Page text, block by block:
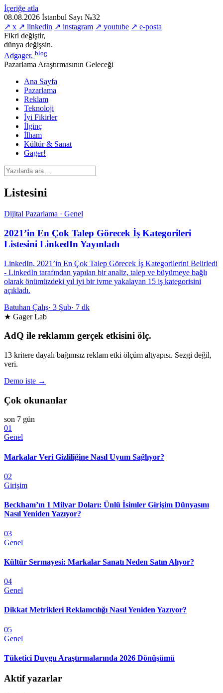
İçeriğe atla
08.08.2026 İstanbul Sayı №32
↗ x ↗ linkedin ↗ instagram ↗ youtube ↗ e-posta
Fikri değiştir,
dünya değişsin.
Adgager. blog
Pazarlama Araştırmasının Geleceği
Ana Sayfa
Pazarlama
Reklam
Teknoloji
İyi Fikirler
İlginç
İlham
Kültür & Sanat
Gager!
Listesini
Dijital Pazarlama · Genel
2021’in En Çok Talep Görecek İş Kategorileri
Listesini LinkedIn Yayınladı
LinkedIn, 2021’in En Çok Talep Görecek İş Kategorilerini Belirledi
- LinkedIn tarafından yapılan bir analiz, talep ve büyümeye bağlı
olarak önümüzdeki yıl iyi bir ivme yakalayan 15 iş kategorisini
açıkladı.
Batuhan Çalış· 3 Şub· 7 dk
★ Gager Lab
AdQ ile reklamın gerçek etkisini ölç.
13 kritere dayalı bağımsız reklam etki ölçüm altyapısı. Sezgi değil,
veri.
Demo iste →
Çok okunanlar
son 7 gün
01
Genel
Markalar Veri Gizliliğine Nasıl Uyum Sağlıyor?
02
Girişim
Beckham’ın 1 Milyar Doları: Ünlü İsimler Girişim Dünyasını
Nasıl Yeniden Yazıyor?
03
Genel
Kültür Sermayesi: Markalar Sanatı Neden Satın Alıyor?
04
Genel
Dikkat Metrikleri Reklamcılığı Nasıl Yeniden Yazıyor?
05
Genel
Tüketici Duygu Araştırmalarında 2026 Dönüşümü
Aktif yazarlar